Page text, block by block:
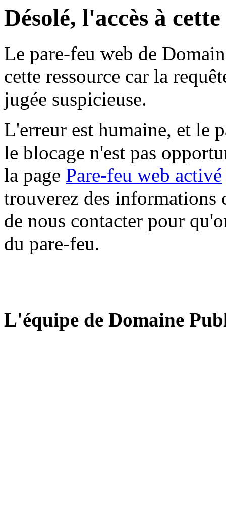
Désolé, l'accès à
Le pare-feu web de
cette ressource car la
jugée suspicieuse.
L'erreur est humaine, et le
le blocage n'est pas
la page Pare-feu web activé
trouverez des informations
de nous contacter pour
du pare-feu.
L'équipe de Domaine